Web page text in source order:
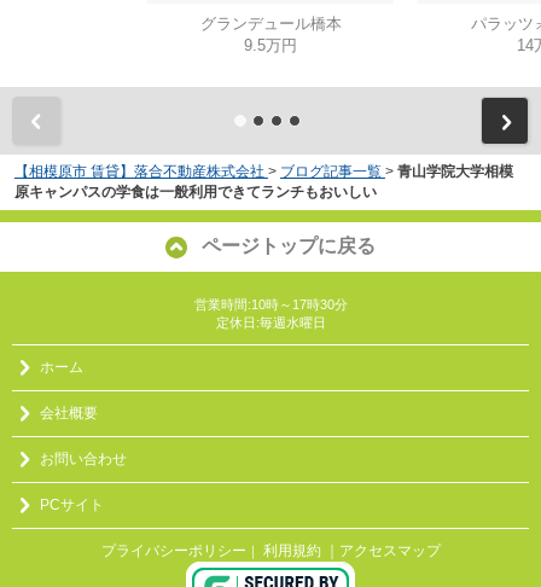
グランデュール橋本
9.5万円
パラッ
14
【相模原市 賃貸】落合不動産株式会社 > ブログ記事一覧 > 青山学院大学相模
原キャンパスの学食は一般利用できてランチもおいしい
ページトップに戻る
営業時間:10時～17時30分
定休日:毎週水曜日
ホーム
会社概要
お問い合わせ
PCサイト
プライバシーポリシー ｜ 利用規約 ｜アクセスマップ